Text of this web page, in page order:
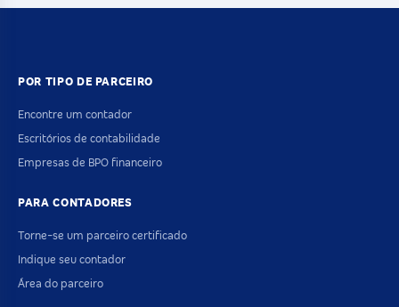
POR TIPO DE PARCEIRO
Encontre um contador
Escritórios de contabilidade
Empresas de BPO financeiro
PARA CONTADORES
Torne-se um parceiro certificado
Indique seu contador
Área do parceiro